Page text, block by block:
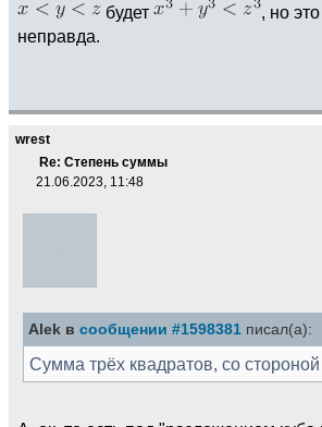
будет
, но
неправда.
wrest
Re: Степень суммы
21.06.2023, 11:48
Alek в сообщении #1598381 писал(а):
Сумма трёх квадратов, со